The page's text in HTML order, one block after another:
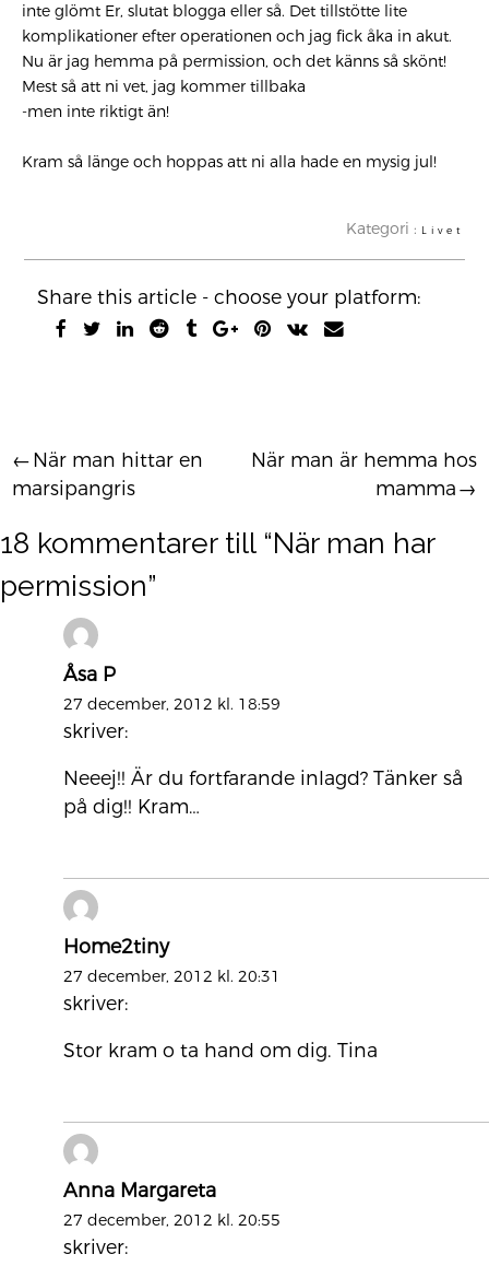
inte glömt Er, slutat blogga eller så. Det tillstötte lite
komplikationer efter operationen och jag fick åka in akut.
Nu är jag hemma på permission, och det känns så skönt!
Mest så att ni vet, jag kommer tillbaka
-men inte riktigt än!
Kram så länge och hoppas att ni alla hade en mysig jul!
Kategori : Livet
Share this article - choose your platform:
Inläggsnavigering
När man hittar en
marsipangris
När man är hemma hos
mamma
18 kommentarer till “När man har
permission”
Åsa P
27 december, 2012 kl. 18:59
skriver:
Neeej!! Är du fortfarande inlagd? Tänker så
på dig!! Kram…
Home2tiny
27 december, 2012 kl. 20:31
skriver:
Stor kram o ta hand om dig. Tina
Anna Margareta
27 december, 2012 kl. 20:55
skriver: